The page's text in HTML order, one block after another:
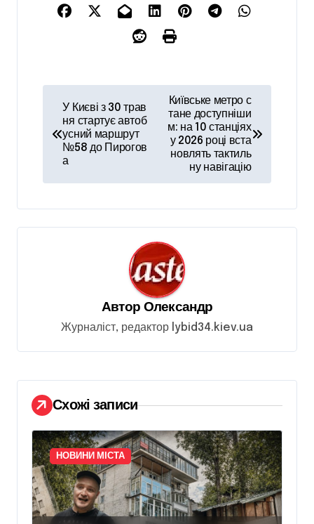
в
г
а
ц
п
с
і
в
У Києві з 30 трав
ня стартує автоб
усний маршрут
№58 до Пирогов
а
Київське метро с
тане доступніши
м: на 10 станціях
у 2026 році вста
новлять тактиль
ну навігацію
Автор Олександр
Журналіст, редактор lybid34.kiev.ua
Схожі записи
НОВИНИ МІСТА